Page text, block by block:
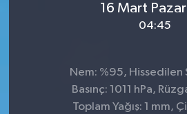
16 Mart
04:45
Nem: %95, Hissedilen
Basınç: 1011 hPa,
Toplam Yağış: 1 mm,